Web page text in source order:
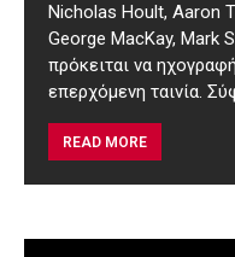
Nicholas Hoult, Aaron
George MacKay, Mark
πρόκειται να
επερχόμενη ταινία.
READ MORE